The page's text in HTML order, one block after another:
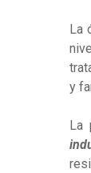
La
y
La